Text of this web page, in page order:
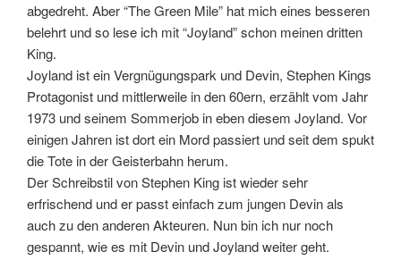
abgedreht. Aber “The Green Mile” hat mich eines besseren
belehrt und so lese ich mit “Joyland” schon meinen dritten
King.
Joyland ist ein Vergnügungspark und Devin, Stephen Kings
Protagonist und mittlerweile in den 60ern, erzählt vom Jahr
1973 und seinem Sommerjob in eben diesem Joyland. Vor
einigen Jahren ist dort ein Mord passiert und seit dem spukt
die Tote in der Geisterbahn herum.
Der Schreibstil von Stephen King ist wieder sehr
erfrischend und er passt einfach zum jungen Devin als
auch zu den anderen Akteuren. Nun bin ich nur noch
gespannt, wie es mit Devin und Joyland weiter geht.